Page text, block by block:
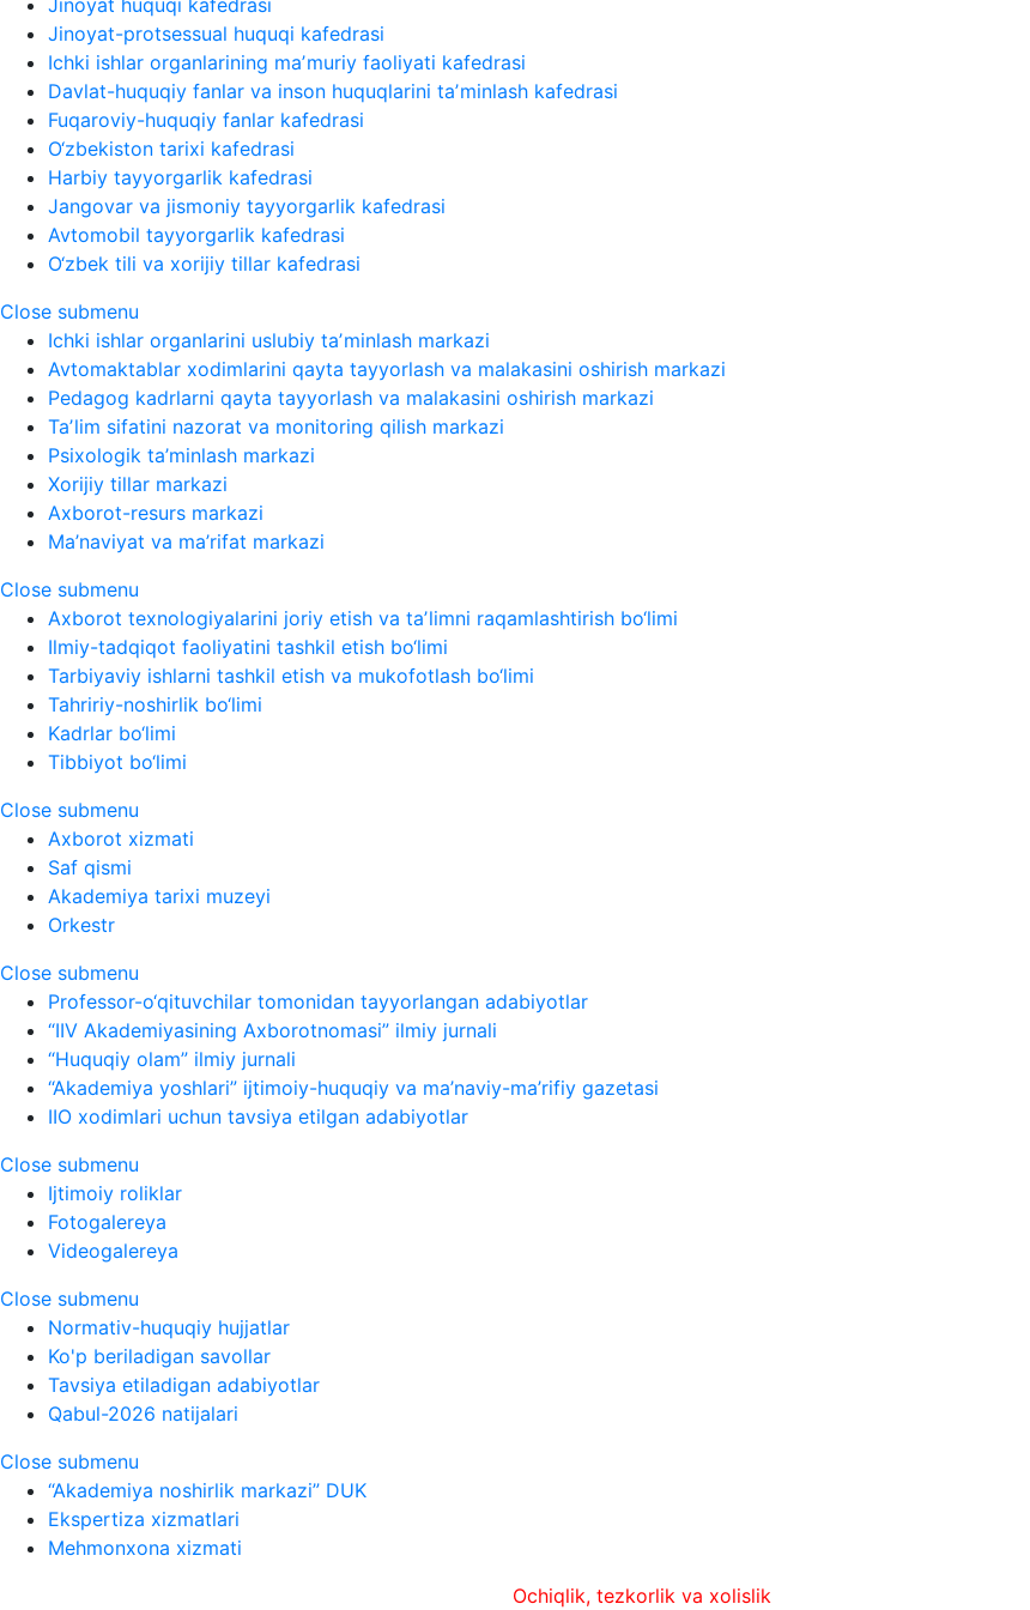
Jinoyat huquqi kafedrasi
Jinoyat-protsessual huquqi kafedrasi
Ichki ishlar organlarining maʼmuriy faoliyati kafedrasi
Davlat-huquqiy fanlar va inson huquqlarini taʼminlash kafedrasi
Fuqaroviy-huquqiy fanlar kafedrasi
O‘zbekiston tarixi kafedrasi
Harbiy tayyorgarlik kafedrasi
Jangovar va jismoniy tayyorgarlik kafedrasi
Avtomobil tayyorgarlik kafedrasi
O‘zbek tili va xorijiy tillar kafedrasi
Close submenu
Ichki ishlar organlarini uslubiy taʼminlash markazi
Avtomaktablar xodimlarini qayta tayyorlash va malakasini oshirish markazi
Pedagog kadrlarni qayta tayyorlash va malakasini oshirish markazi
Taʼlim sifatini nazorat va monitoring qilish markazi
Psixologik ta’minlash markazi
Xorijiy tillar markazi
Axborot-resurs markazi
Ma’naviyat va ma’rifat markazi
Close submenu
Axborot texnologiyalarini joriy etish va taʼlimni raqamlashtirish bo‘limi
Ilmiy-tadqiqot faoliyatini tashkil etish bo‘limi
Tarbiyaviy ishlarni tashkil etish va mukofotlash bo‘limi
Tahririy-noshirlik bo‘limi
Kadrlar bo‘limi
Tibbiyot bo‘limi
Close submenu
Axborot xizmati
Saf qismi
Akademiya tarixi muzeyi
Orkestr
Close submenu
Professor-o‘qituvchilar tomonidan tayyorlangan adabiyotlar
“IIV Akademiyasining Axborotnomasi” ilmiy jurnali
“Huquqiy olam” ilmiy jurnali
“Akademiya yoshlari” ijtimoiy-huquqiy va ma’naviy-ma’rifiy gazetasi
IIO xodimlari uchun tavsiya etilgan adabiyotlar
Close submenu
Ijtimoiy roliklar
Fotogalereya
Videogalereya
Close submenu
Normativ-huquqiy hujjatlar
Ko'p beriladigan savollar
Tavsiya etiladigan adabiyotlar
Qabul-2026 natijalari
Close submenu
“Akademiya noshirlik markazi” DUK
Ekspertiza xizmatlari
Mehmonxona xizmati
Ochiqlik, tezkorlik va xolislik